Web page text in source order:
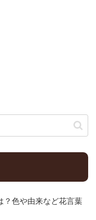
？色や由来など花言葉